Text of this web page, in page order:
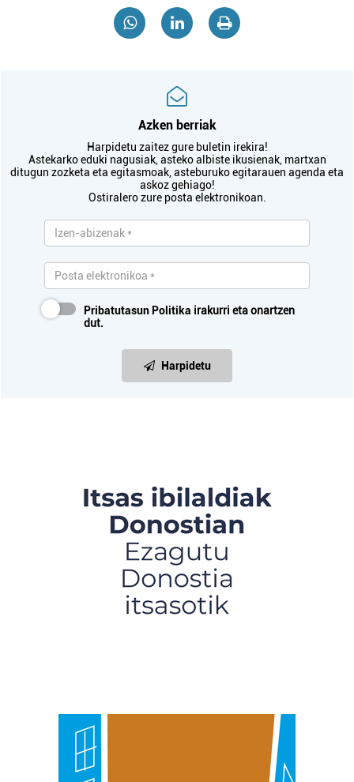
Azken berriak
Harpidetu zaitez gure buletin irekira!
Astekarko eduki nagusiak, asteko albiste ikusienak, martxan
ditugun zozketa eta egitasmoak, asteburuko egitarauen agenda eta
askoz gehiago!
Ostiralero zure posta elektronikoan.
Pribatutasun Politika irakurri eta onartzen
dut.
Harpidetu